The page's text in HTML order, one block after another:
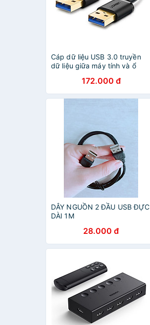
Cáp dữ liệu USB 3.0 truyền
dữ liệu giữa máy tính và ổ
90576 US128 - Hàng chính
hãng
172.000 đ
DÂY NGUỒN 2 ĐẦU USB ĐỰC
DÀI 1M
28.000 đ